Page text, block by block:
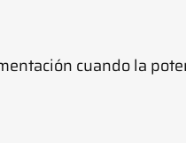
cuando la